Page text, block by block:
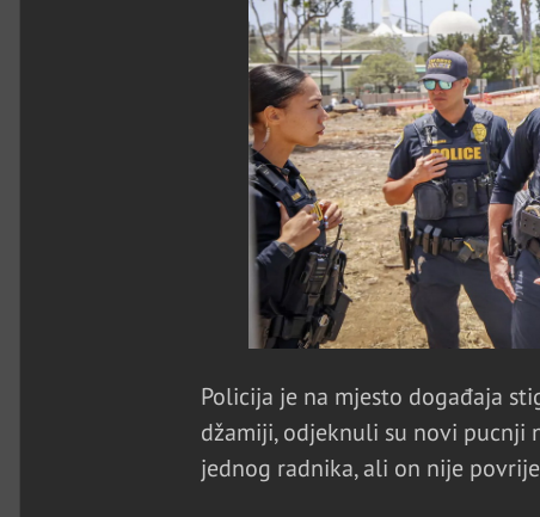
Policija je na mjesto događaja
džamiji, odjeknuli su novi pucnji
jednog radnika, ali on nije